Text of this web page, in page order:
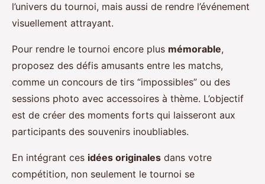
l’univers du tournoi, mais aussi de rendre l’événement
visuellement attrayant.
Pour rendre le tournoi encore plus mémorable,
proposez des défis amusants entre les matchs,
comme un concours de tirs “impossibles” ou des
sessions photo avec accessoires à thème. L’objectif
est de créer des moments forts qui laisseront aux
participants des souvenirs inoubliables.
En intégrant ces idées originales dans votre
compétition, non seulement le tournoi se